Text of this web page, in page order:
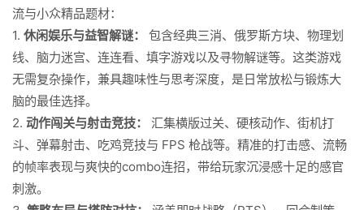
流与小众精品题材：
1. 休闲娱乐与益智解谜：
包含经典三消、俄罗斯方块、物理划
线、脑力迷宫、连连看、填字游戏以及寻物解谜等。这类游戏
无需复杂操作，兼具趣味性与思考深度，是日常放松与锻炼大
脑的最佳选择。
2. 动作闯关与射击竞技：
汇集横版过关、硬核动作、街机打
斗、弹幕射击、吃鸡竞技与 FPS 枪战等。精准的打击感、流畅
的帧率表现与爽快的combo连招，带给玩家沉浸感十足的感官
刺激。